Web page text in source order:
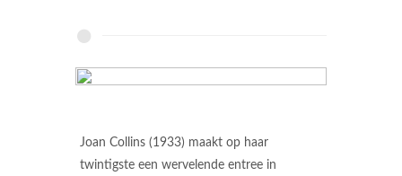
Joan Collins (1933) maakt op haar
twintigste een wervelende entree in